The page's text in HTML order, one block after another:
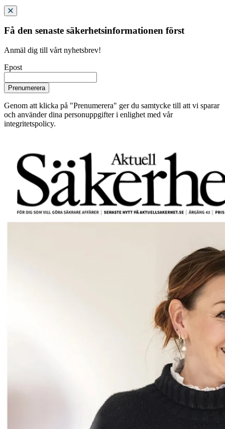
Få den senaste säkerhetsinformationen först
Anmäl dig till vårt nyhetsbrev!
Epost
Prenumerera
Genom att klicka på "Prenumerera" ger du samtycke till att vi sparar
och använder dina personuppgifter i enlighet med vår
integritetspolicy.